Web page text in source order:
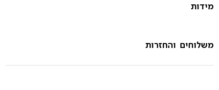
מידות
משלוחים והחזרות